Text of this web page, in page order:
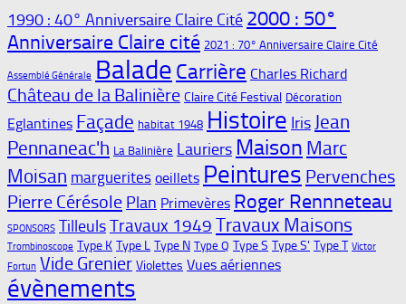
1990 : 40° Anniversaire Claire Cité 2000 : 50°
Anniversaire Claire cité 2021 : 70° Anniversaire Claire Cité
Assemblé Générale Balade Carrière Charles Richard
Château de la Balinière Claire Cité Festival Décoration
Eglantines Façade habitat 1948 Histoire Iris Jean
Pennaneac'h La Balinière Lauriers Maison Marc
Moisan marguerites oeillets Peintures Pervenches
Pierre Cérésole Plan Primevères Roger Rennneteau
SPONSORS TilleulsTravaux 1949 Travaux Maisons
Trombinoscope Type K Type L Type N Type Q Type S Type S' Type T Victor
Fortun Vide Grenier Violettes Vues aériennes
évènements